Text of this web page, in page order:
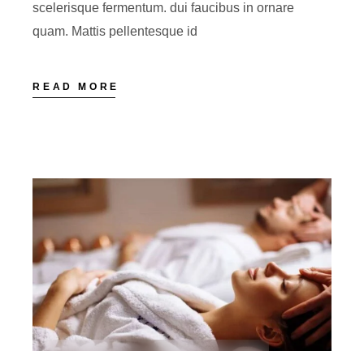
scelerisque fermentum. dui faucibus in ornare
quam. Mattis pellentesque id
READ MORE